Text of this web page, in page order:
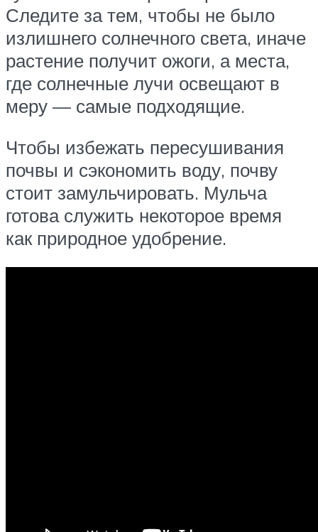
Следите за тем, чтобы не было
излишнего солнечного света, иначе
растение получит ожоги, а места,
где солнечные лучи освещают в
меру — самые подходящие.
Чтобы избежать пересушивания
почвы и сэкономить воду, почву
стоит замульчировать. Мульча
готова служить некоторое время
как природное удобрение.